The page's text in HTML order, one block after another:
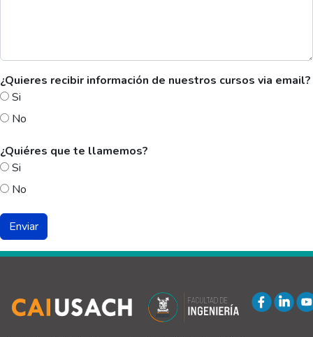
¿Quieres recibir información de nuestros cursos via email?
Si
No
¿Quiéres que te llamemos?
Si
No